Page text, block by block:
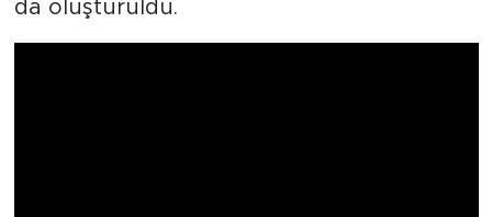
da oluşturuldu.